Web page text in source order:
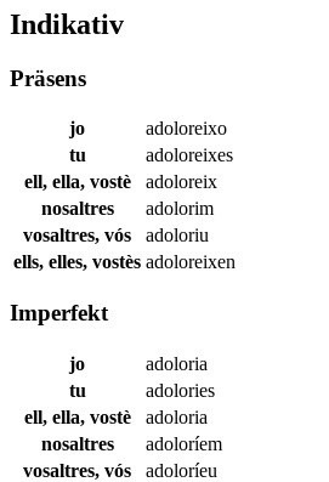
Indikativ
Präsens
jo
adoloreixo
tu
adoloreixes
ell, ella, vostè
adoloreix
nosaltres
adolorim
vosaltres, vós
adoloriu
ells, elles, vostès adoloreixen
Imperfekt
jo
adoloria
tu
adolories
ell, ella, vostè
adoloria
nosaltres
adoloríem
vosaltres, vós
adoloríeu